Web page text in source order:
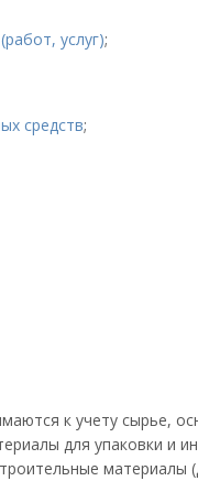
услуг);
средств;
к учету сырье,
для упаковки и
материалы